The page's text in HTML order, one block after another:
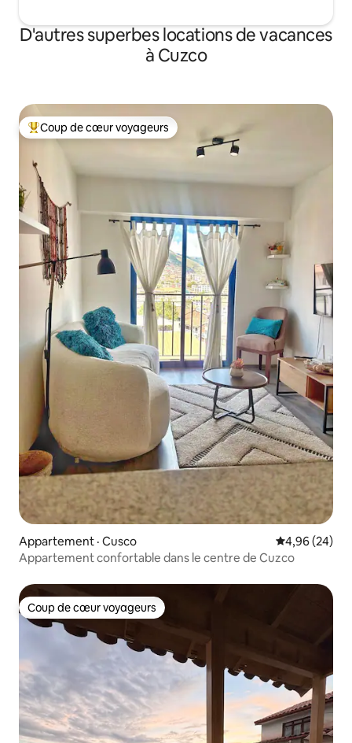
D'autres superbes locations de vacances
à Cuzco
Coup de cœur voyageurs parmi les plus aimés
Coup de cœur voyageurs
Appartement · Cusco Note
4,96 (24)
Appartement confortable dans le centre de Cuzco
Coup de cœur voyageurs
Coup de cœur voyageurs